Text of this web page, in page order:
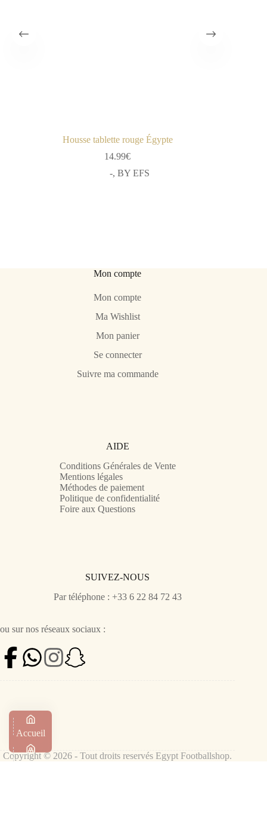
Housse tablette rouge Égypte
14.99€
-, BY EFS
Mon compte
Mon compte
Ma Wishlist
Mon panier
Se connecter
Suivre ma commande
AIDE
Conditions Générales de Vente
Mentions légales
Méthodes de paiement
Politique de confidentialité
Foire aux Questions
SUIVEZ-NOUS
Par téléphone : +33 6 22 84 72 43
ou sur nos réseaux sociaux :
Copyright © 2026 - Tout droits reservés Egypt Footballshop.
Accueil
Boutique